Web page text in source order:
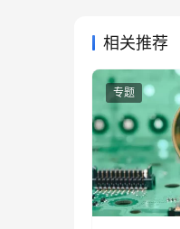
相关推荐
专题